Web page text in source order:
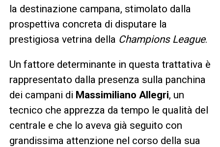
la destinazione campana, stimolato dalla
prospettiva concreta di disputare la
prestigiosa vetrina della Champions League.
Un fattore determinante in questa trattativa è
rappresentato dalla presenza sulla panchina
dei campani di Massimiliano Allegri, un
tecnico che apprezza da tempo le qualità del
centrale e che lo aveva già seguito con
grandissima attenzione nel corso della sua